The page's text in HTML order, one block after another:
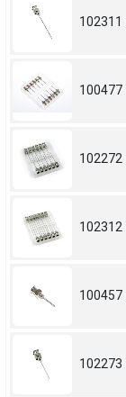
102311
100477
102272
102312
100457
102273